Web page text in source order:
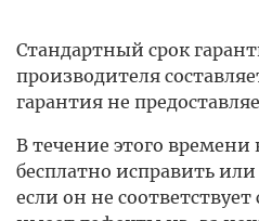
Стандартный срок
производителя
гарантия не
В течение этого времени
бесплатно исправить
если он не